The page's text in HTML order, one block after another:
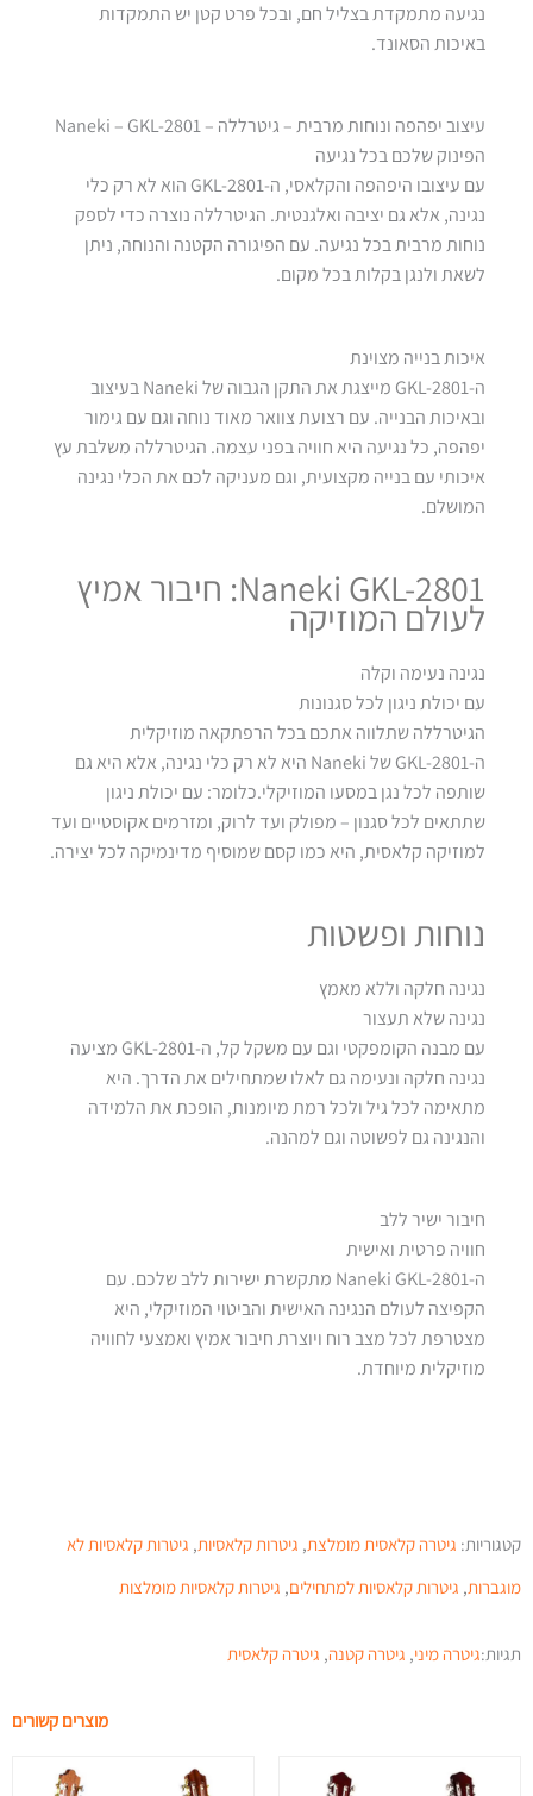
נגיעה מתמקדת בצליל חם, ובכל פרט קטן יש התמקדות
באיכות הסאונד.
עיצוב יפהפה ונוחות מרבית – גיטרללה – Naneki – GKL-2801
הפינוק שלכם בכל נגיעה
עם עיצובו היפהפה והקלאסי, ה-GKL-2801 הוא לא רק כלי
נגינה, אלא גם יציבה ואלגנטית. הגיטרללה נוצרה כדי לספק
נוחות מרבית בכל נגיעה. עם הפיגורה הקטנה והנוחה, ניתן
לשאת ולנגן בקלות בכל מקום.
איכות בנייה מצוינת
ה-GKL-2801 מייצגת את התקן הגבוה של Naneki בעיצוב
ובאיכות הבנייה. עם רצועת צוואר מאוד נוחה וגם עם גימור
יפהפה, כל נגיעה היא חוויה בפני עצמה. הגיטרללה משלבת עץ
איכותי עם בנייה מקצועית, וגם מעניקה לכם את הכלי נגינה
המושלם.
Naneki GKL-2801: חיבור אמיץ
לעולם המוזיקה
נגינה נעימה וקלה
עם יכולת ניגון לכל סגנונות
הגיטרללה שתלווה אתכם בכל הרפתקאה מוזיקלית
ה-GKL-2801 של Naneki היא לא רק כלי נגינה, אלא היא גם
שותפה לכל נגן במסעו המוזיקלי.כלומר: עם יכולת ניגון
שתתאים לכל סגנון – מפולק ועד לרוק, ומזרמים אקוסטיים ועד
למוזיקה קלאסית, היא כמו קסם שמוסיף מדינמיקה לכל יצירה.
נוחות ופשטות
נגינה חלקה וללא מאמץ
נגינה שלא תעצור
עם מבנה הקומפקטי וגם עם משקל קל, ה-GKL-2801 מציעה
נגינה חלקה ונעימה גם לאלו שמתחילים את הדרך. היא
מתאימה לכל גיל ולכל רמת מיומנות, הופכת את הלמידה
והנגינה גם לפשוטה וגם למהנה.
חיבור ישיר ללב
חוויה פרטית ואישית
ה-Naneki GKL-2801 מתקשרת ישירות ללב שלכם. עם
הקפיצה לעולם הנגינה האישית והביטוי המוזיקלי, היא
מצטרפת לכל מצב רוח ויוצרת חיבור אמיץ ואמצעי לחוויה
מוזיקלית מיוחדת.
קטגוריות: גיטרה קלאסית מומלצת, גיטרות קלאסיות, גיטרות קלאסיות לא
מוגברות, גיטרות קלאסיות למתחילים, גיטרות קלאסיות מומלצות
תגיות:גיטרה מיני, גיטרה קטנה, גיטרה קלאסית
מוצרים קשורים